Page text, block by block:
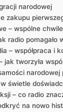
narodowej
zakupu
– wspólne
radio pomagało
– współpraca i
jak tworzyła
narodowej
świetle
– co radio
na nowo